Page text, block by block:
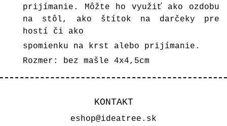
prijímanie. Môžte ho využiť ako ozdobu
na stôl, ako štítok na darčeky pre
hostí či ako
spomienku na krst alebo prijímanie.
Rozmer: bez mašle 4x4,5cm
KONTAKT
eshop@ideatree.sk